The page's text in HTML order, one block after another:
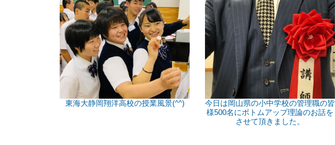
東海大静岡翔洋高校の授業風景(^^)
今日は岡山県の小中学校の管理職の皆
様500名にボトムアップ理論のお話を
させて頂きました。